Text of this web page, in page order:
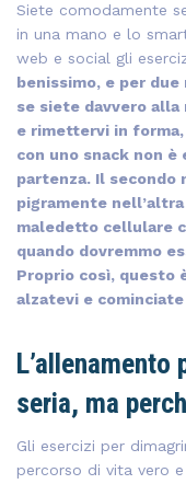
Siete comodamente
in una mano e lo
web e social gli
benissimo, e per
se siete davvero
e rimettervi in
con uno snack non
partenza. Il
pigramente
maledetto cellulare
quando dovremmo
Proprio così, questo
alzatevi e
L’allenamento
seria, ma
Gli esercizi per
percorso di vita vero